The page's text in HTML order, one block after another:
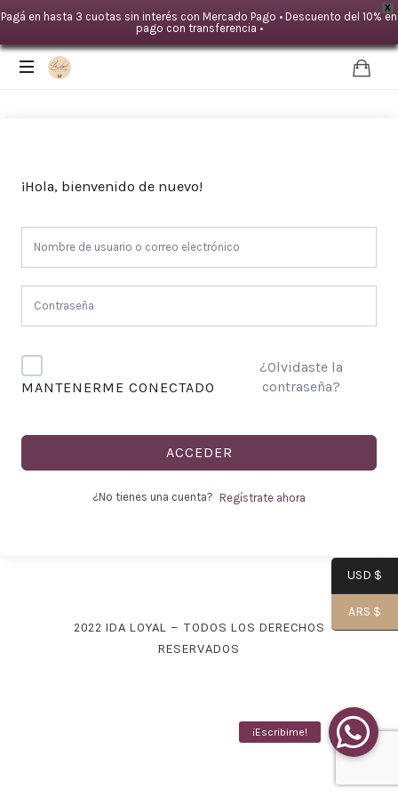
X
Pagá en hasta 3 cuotas sin interés con Mercado Pago • Descuento del 10% en
pago con transferencia •
IDA
-
-
¡Hola, bienvenido de nuevo!
MANTENERME CONECTADO
¿Olvidaste la
contraseña?
ACCEDER
¿No tienes una cuenta? Regístrate ahora
2022 IDA LOYAL – TODOS LOS DERECHOS
RESERVADOS
USD $
ARS $